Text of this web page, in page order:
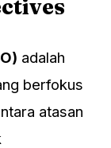
adalah
berfokus
atasan